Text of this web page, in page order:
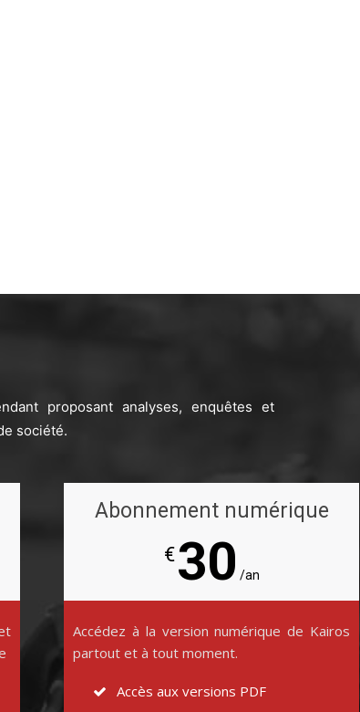
proposant analyses, enquêtes et
société.
Abonnement numérique
€30 /an
Accédez à la version numérique de Kairos
partout et à tout moment.
Accès aux versions PDF